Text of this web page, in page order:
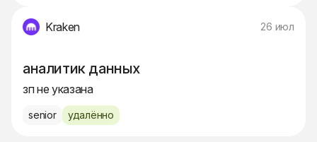
Kraken 26 июл
аналитик данных
зп не указана
senior удалённо